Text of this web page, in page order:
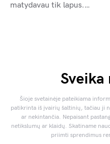
matydavau tik lapus.…
Sveika
Šioje svetainėje pateikiama
patikrinta iš įvairių šaltinių, tačiau ji
ar nekintančia. Nepaisant
netikslumų ar klaidų. Skatiname
priimti sprendimus